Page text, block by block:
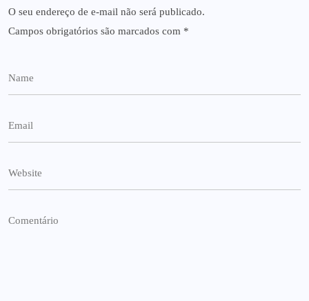
O seu endereço de e-mail não será publicado.
Campos obrigatórios são marcados com *